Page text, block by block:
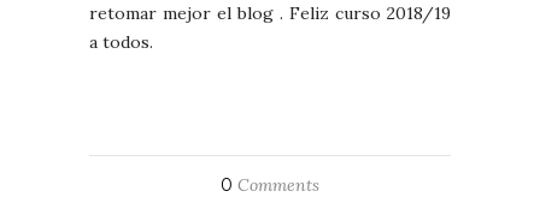
retomar mejor el blog . Feliz curso 2018/19
a todos.
0 Comments